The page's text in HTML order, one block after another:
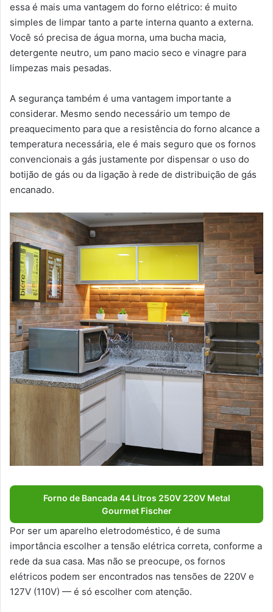
essa é mais uma vantagem do forno elétrico: é muito
simples de limpar tanto a parte interna quanto a externa.
Você só precisa de água morna, uma bucha macia,
detergente neutro, um pano macio seco e vinagre para
limpezas mais pesadas.
A segurança também é uma vantagem importante a
considerar. Mesmo sendo necessário um tempo de
preaquecimento para que a resistência do forno alcance a
temperatura necessária, ele é mais seguro que os fornos
convencionais a gás justamente por dispensar o uso do
botijão de gás ou da ligação à rede de distribuição de gás
encanado.
Forno de Bancada 44 Litros 250V 220V Metal
Gourmet Fischer
Por ser um aparelho eletrodoméstico, é de suma
importância escolher a tensão elétrica correta, conforme a
rede da sua casa. Mas não se preocupe, os fornos
elétricos podem ser encontrados nas tensões de 220V e
127V (110V) — é só escolher com atenção.